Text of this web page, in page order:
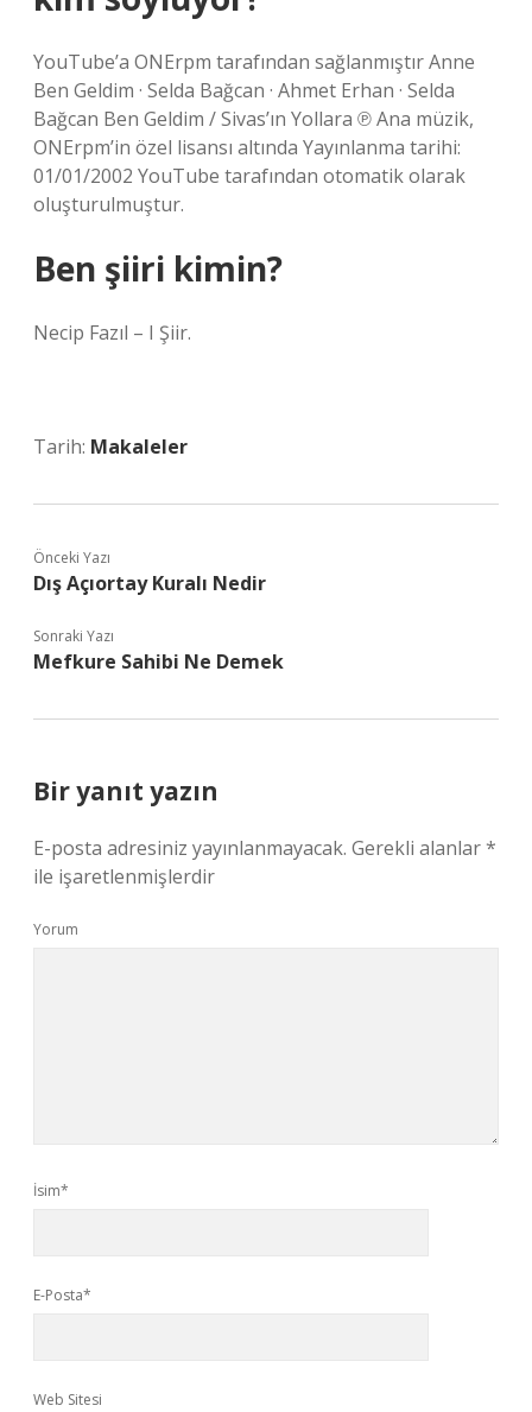
YouTube’a ONErpm tarafından sağlanmıştır Anne
Ben Geldim · Selda Bağcan · Ahmet Erhan · Selda
Bağcan Ben Geldim / Sivas’ın Yollara ℗ Ana müzik,
ONErpm’in özel lisansı altında Yayınlanma tarihi:
01/01/2002 YouTube tarafından otomatik olarak
oluşturulmuştur.
Ben şiiri kimin?
Necip Fazıl – I Şiir.
Tarih: Makaleler
Önceki Yazı
Dış Açıortay Kuralı Nedir
Sonraki Yazı
Mefkure Sahibi Ne Demek
Bir yanıt yazın
E-posta adresiniz yayınlanmayacak. Gerekli alanlar*
ile işaretlenmişlerdir
Yorum
İsim*
E-Posta*
Web Sitesi